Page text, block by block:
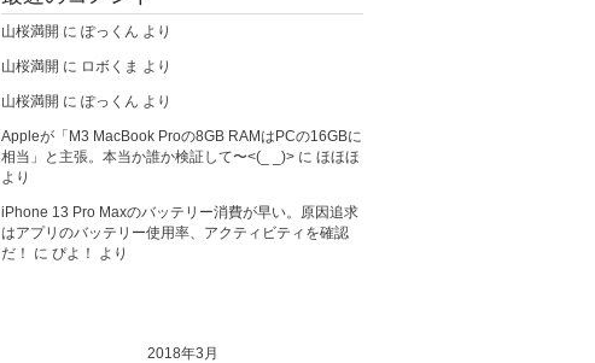
山桜満開 に ぽっくん より
山桜満開 に ロボくま より
山桜満開 に ぽっくん より
Appleが「M3 MacBook Proの8GB RAMはPCの16GBに
相当」と主張。本当か誰か検証して〜<(_ _)> に ほほほ
より
iPhone 13 Pro Maxのバッテリー消費が早い。原因追求
はアプリのバッテリー使用率、アクティビティを確認
だ！
に ぴよ！ より
2018年3月